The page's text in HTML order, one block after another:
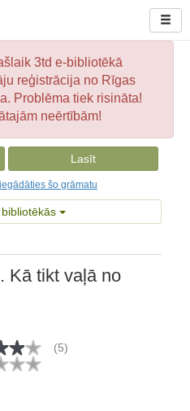
3td e-bibliotēkā
reģistrācija no Rīgas
Problēma tiek risināta!
neērtībām!
Lasīt
šo grāmatu
Kā tikt vaļā no
(5)